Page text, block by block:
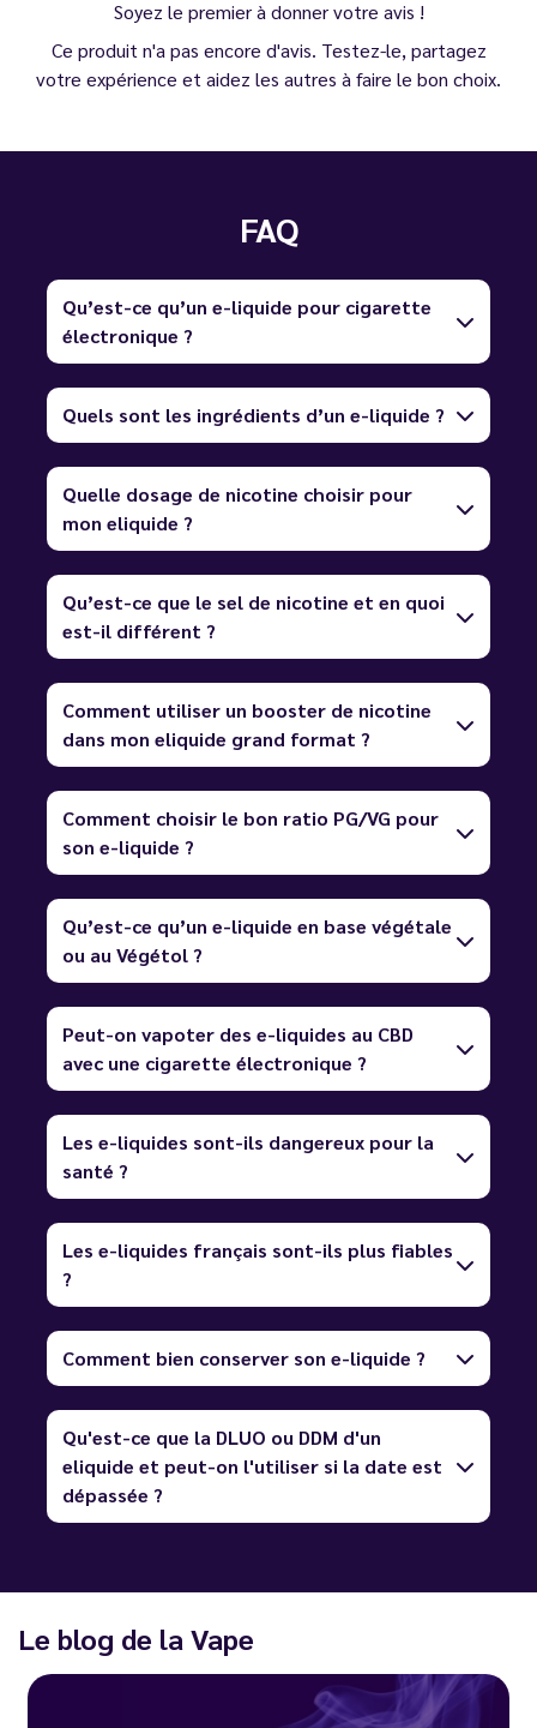
Soyez le premier à donner votre avis !
Ce produit n'a pas encore d'avis. Testez-le, partagez
votre expérience et aidez les autres à faire le bon choix.
FAQ
Qu’est-ce qu’un e-liquide pour cigarette
électronique ?
Quels sont les ingrédients d’un e-liquide ?
Quelle dosage de nicotine choisir pour
mon eliquide ?
Qu’est-ce que le sel de nicotine et en quoi
est-il différent ?
Comment utiliser un booster de nicotine
dans mon eliquide grand format ?
Comment choisir le bon ratio PG/VG pour
son e-liquide ?
Qu’est-ce qu’un e-liquide en base végétale
ou au Végétol ?
Peut-on vapoter des e-liquides au CBD
avec une cigarette électronique ?
Les e-liquides sont-ils dangereux pour la
santé ?
Les e-liquides français sont-ils plus fiables
?
Comment bien conserver son e-liquide ?
Qu'est-ce que la DLUO ou DDM d'un
eliquide et peut-on l'utiliser si la date est
dépassée ?
Le blog de la Vape